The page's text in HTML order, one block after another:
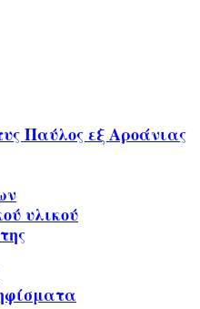
Παύλος εξ Αροάνιας
υλικού